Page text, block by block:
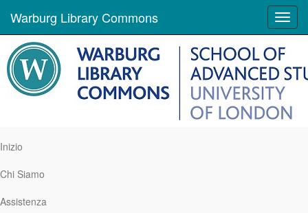
Warburg Library Commons
Inizio
Chi Siamo
Assistenza